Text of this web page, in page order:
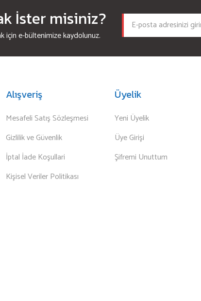
İster misiniz?
için e-bültenimize kaydolunuz.
Alışveriş
Mesafeli Satış Sözleşmesi
Gizlilik ve Güvenlik
İptal İade Koşullari
Kişisel Veriler Politikası
Üyelik
Yeni Üyelik
Üye Girişi
Şifremi Unuttum